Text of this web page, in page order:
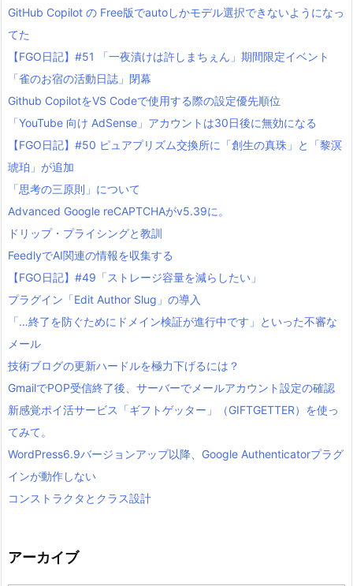
GitHub Copilot の Free版でautoしかモデル選択できないようになっ
てた
【FGO日記】#51 「一夜漬けは許しまちぇん」期間限定イベント
「雀のお宿の活動日誌」閉幕
Github CopilotをVS Codeで使用する際の設定優先順位
「YouTube 向け AdSense」アカウントは30日後に無効になる
【FGO日記】#50 ピュアプリズム交換所に「創生の真珠」と「黎溟
琥珀」が追加
「思考の三原則」について
Advanced Google reCAPTCHAがv5.39に。
ドリップ・プライシングと教訓
FeedlyでAI関連の情報を収集する
【FGO日記】#49「ストレージ容量を減らしたい」
プラグイン「Edit Author Slug」の導入
「…終了を防ぐためにドメイン検証が進行中です」といった不審な
メール
技術ブログの更新ハードルを極力下げるには？
GmailでPOP受信終了後、サーバーでメールアカウント設定の確認
新感覚ポイ活サービス「ギフトゲッター」（GIFTGETTER）を使っ
てみて。
WordPress6.9バージョンアップ以降、Google Authenticatorプラグ
インが動作しない
コンストラクタとクラス設計
アーカイブ